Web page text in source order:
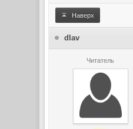
Наверх
dlav
Читатель